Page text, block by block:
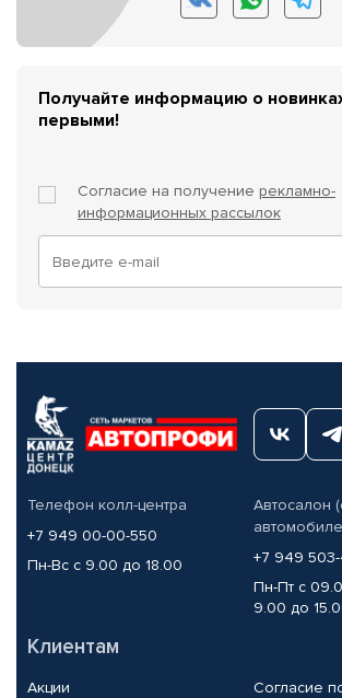
Получайте информацию о
первыми!
Согласие на получение рекламно-
информационных рассылок
Телефон колл-центра
+7 949 00-00-550
Пн-Вс с 9.00 до 18.00
Автосалон
+7 949
Пн-Пт с
9.00 до
Клиентам
Акции
Согласие